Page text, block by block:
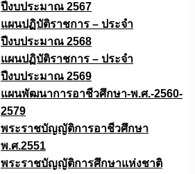
ปีงบประมาณ 2567
แผนปฏิบัติราชการ – ประจำ
ปีงบประมาณ 2568
แผนปฏิบัติราชการ – ประจำ
ปีงบประมาณ 2569
แผนพัฒนาการอาชีวศึกษา-พ.ศ.-2560-
2579
พระราชบัญญัติการอาชีวศึกษา
พ.ศ.2551
พระราชบัญญัติการศึกษาแห่งชาติ